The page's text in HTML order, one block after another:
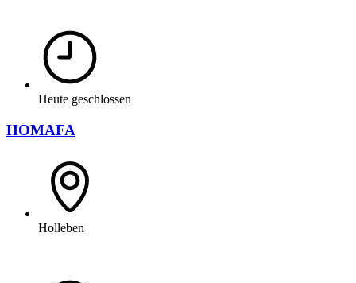
Heute geschlossen
HOMAFA
Holleben